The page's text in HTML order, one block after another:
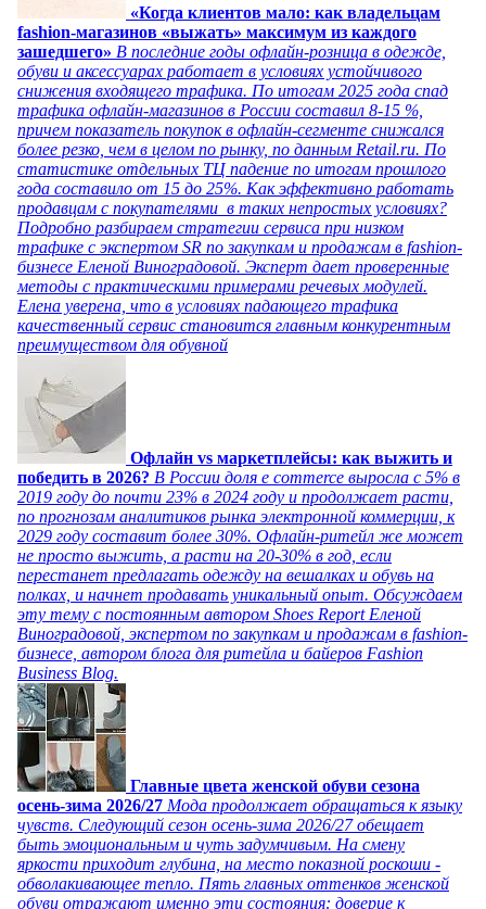
«Когда клиентов мало: как владельцам
fashion-магазинов «выжать» максимум из каждого
зашедшего» В последние годы офлайн-розница в одежде,
обуви и аксессуарах работает в условиях устойчивого
снижения входящего трафика. По итогам 2025 года спад
трафика офлайн-магазинов в России составил 8-15 %,
причем показатель покупок в офлайн-сегменте снижался
более резко, чем в целом по рынку, по данным Retail.ru. По
статистике отдельных ТЦ падение по итогам прошлого
года составило от 15 до 25%. Как эффективно работать
продавцам с покупателями в таких непростых условиях?
Подробно разбираем стратегии сервиса при низком
трафике с экспертом SR по закупкам и продажам в fashion-
бизнесе Еленой Виноградовой. Эксперт дает проверенные
методы с практическими примерами речевых модулей.
Елена уверена, что в условиях падающего трафика
качественный сервис становится главным конкурентным
преимуществом для обувной
Офлайн vs маркетплейсы: как выжить и
победить в 2026? В России доля e commerce выросла с 5% в
2019 году до почти 23% в 2024 году и продолжает расти,
по прогнозам аналитиков рынка электронной коммерции, к
2029 году составит более 30%. Офлайн-ритейл же может
не просто выжить, а расти на 20-30% в год, если
перестанет предлагать одежду на вешалках и обувь на
полках, и начнет продавать уникальный опыт. Обсуждаем
эту тему с постоянным автором Shoes Report Еленой
Виноградовой, экспертом по закупкам и продажам в fashion-
бизнесе, автором блога для ритейла и байеров Fashion
Business Blog.
Главные цвета женской обуви сезона
осень-зима 2026/27 Мода продолжает обращаться к языку
чувств. Следующий сезон осень-зима 2026/27 обещает
быть эмоциональным и чуть задумчивым. На смену
яркости приходит глубина, на место показной роскоши -
обволакивающее тепло. Пять главных оттенков женской
обуви отражают именно эти состояния: доверие к